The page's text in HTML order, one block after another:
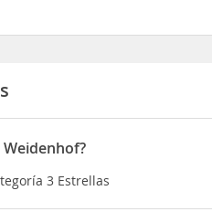
3 Estrellas